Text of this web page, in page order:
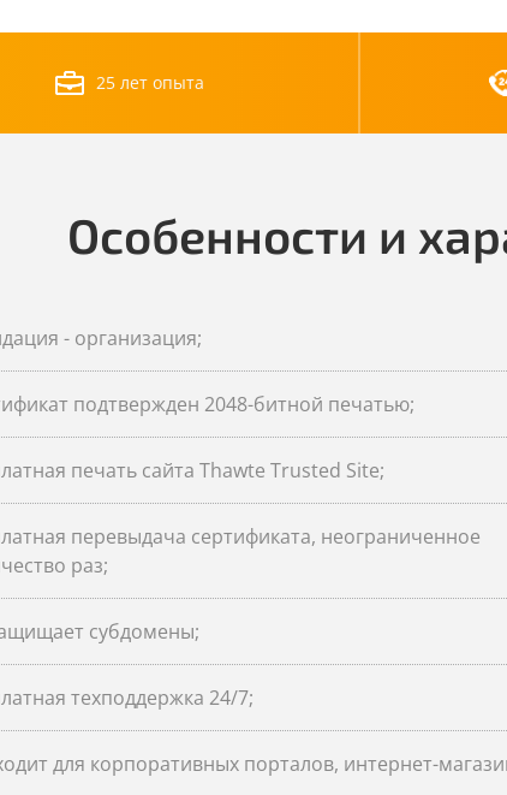
25 лет опыта
Особенности и
- организация;
подтвержден 2048-битной печатью;
печать сайта Thawte Trusted Site;
перевыдача сертификата, неограниченное
раз;
субдомены;
техподдержка 24/7;
для корпоративных порталов, интернет-